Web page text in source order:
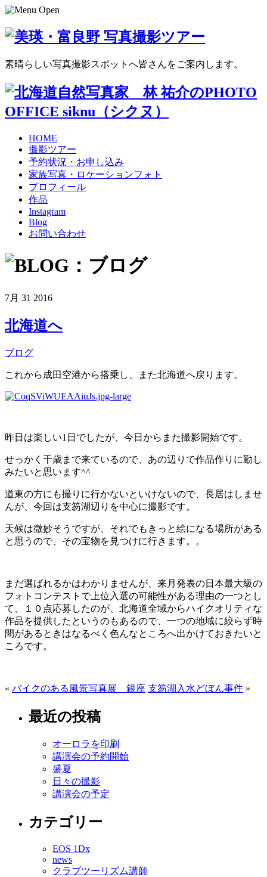
素晴らしい写真撮影スポットへ皆さんをご案内します。
HOME
撮影ツアー
予約状況・お申し込み
家族写真・ロケーションフォト
プロフィール
作品
Instagram
Blog
お問い合わせ
7月 31 2016
北海道へ
ブログ
これから成田空港から搭乗し、また北海道へ戻ります。
昨日は楽しい1日でしたが、今日からまた撮影開始です。
せっかく千歳まで来ているので、あの辺りで作品作りに勤し
みたいと思います^^
道東の方にも撮りに行かないといけないので、長居はしませ
んが、今回は支笏湖辺りを中心に撮影です。
天候は微妙そうですが、それでもきっと絵になる場所がある
と思うので、その宝物を見つけに行きます。。
まだ選ばれるかはわかりませんが、来月発表の日本最大級の
フォトコンテストで上位入選の可能性がある理由の一つとし
て、１０点応募したのが、北海道全域からハイクオリティな
作品を提供したというのもあるので、一つの地域に絞らず時
間があるときはなるべく色んなところへ出かけておきたいと
ころです。
« バイクのある風景写真展 銀座 支笏湖入水どぼん事件 »
最近の投稿
オーロラを印刷
講演会の予約開始
盛夏
日々の撮影
講演会の予定
カテゴリー
EOS 1Dx
news
クラブツーリズム講師